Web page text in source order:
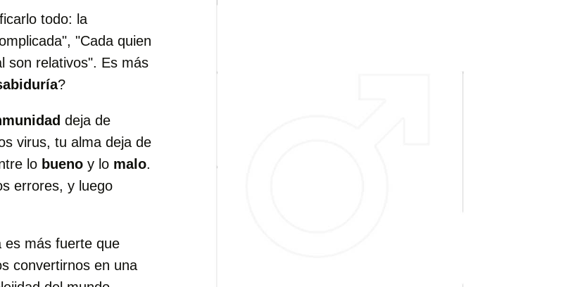
todo: la
"Cada quien
son relativos". Es más
?
deja de
virus, tu alma deja de
lo bueno y lo malo.
errores, y luego
es más fuerte que
convertirnos en una